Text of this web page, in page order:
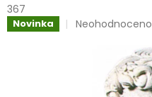
367
Novinka
Průměrné
Neohodnoceno